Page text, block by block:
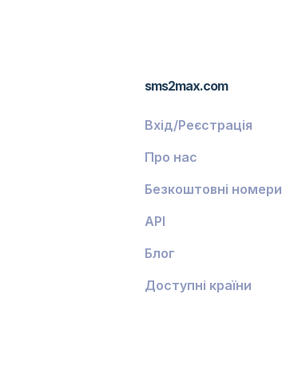
sms2max.com
Вхід/Реєстрація
Про нас
Безкоштовні номери
API
Блог
Доступні країни